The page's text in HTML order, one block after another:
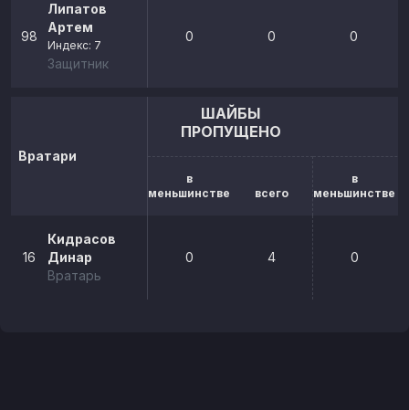
98
Липатов
Артем
Индекс: 7
Защитник
0 0 0
Вратари
ШАЙБЫ
ПРОПУЩЕНО
в
меньшинстве
всего
в
меньшинстве
16
Кидрасов
Динар
Вратарь
0 4 0